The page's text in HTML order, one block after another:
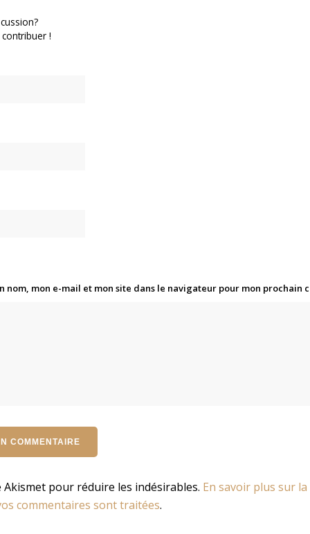
contribuer !
nom, mon e-mail et mon site dans le navigateur pour mon prochain
Akismet pour réduire les indésirables. En savoir plus sur
commentaires sont traitées.